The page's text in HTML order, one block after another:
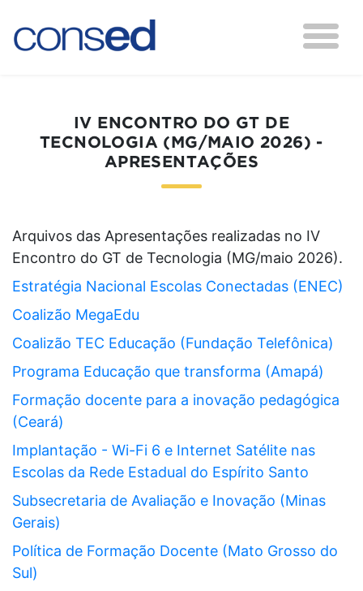
IV ENCONTRO DO GT DE
TECNOLOGIA (MG/MAIO 2026) -
APRESENTAÇÕES
Arquivos das Apresentações realizadas no IV
Encontro do GT de Tecnologia (MG/maio 2026).
Estratégia Nacional Escolas Conectadas (ENEC)
Coalizão MegaEdu
Coalizão TEC Educação (Fundação Telefônica)
Programa Educação que transforma (Amapá)
Formação docente para a inovação pedagógica
(Ceará)
Implantação - Wi-Fi 6 e Internet Satélite nas
Escolas da Rede Estadual do Espírito Santo
Subsecretaria de Avaliação e Inovação (Minas
Gerais)
Política de Formação Docente (Mato Grosso do
Sul)